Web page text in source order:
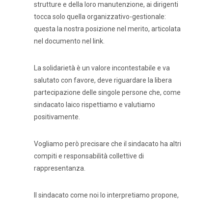
strutture e della loro manutenzione, ai dirigenti
tocca solo quella organizzativo-gestionale:
questa la nostra posizione nel merito, articolata
nel documento nel link.
La solidarietà è un valore incontestabile e va
salutato con favore, deve riguardare la libera
partecipazione delle singole persone che, come
sindacato laico rispettiamo e valutiamo
positivamente.
Vogliamo però precisare che il sindacato ha altri
compiti e responsabilità collettive di
rappresentanza.
Il sindacato come noi lo interpretiamo propone,